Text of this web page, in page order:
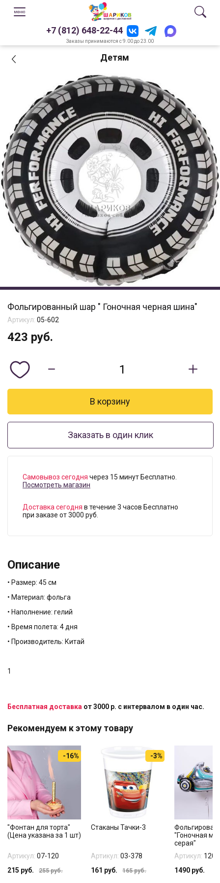
+7 (812) 648-22-44
Заказы принимаются с 9.00 до 23.00
Детям
Фольгированный шар " Гоночная черная шина"
Артикул: 05-602
423 руб.
Заказать в один клик
Самовывоз сегодня через 15 минут Бесплатно.
Посмотреть магазин
Доставка сегодня в течение 3 часов Бесплатно
при заказе от 3000 руб.
Описание
• Размер: 45 см
• Материал: фольга
• Наполнение: гелий
• Время полета: 4 дня
• Производитель: Китай
1
Бесплатная доставка от 3000 р. с интервалом в один час.
Рекомендуем к этому товару
-16%
"Фонтан для торта"
(Цена указана за 1 шт)
Артикул: 07-120
215 руб. 255руб.
-3%
Стаканы Тачки-3
Артикул: 03-378
161 руб. 165руб.
"Гоночная
серая"
Артикул:
1490 руб.